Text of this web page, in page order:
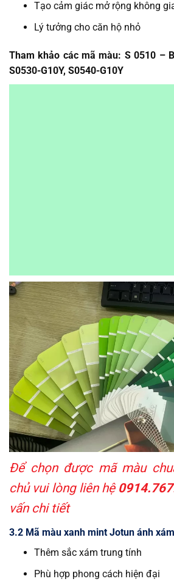
Tạo cảm giác mở rộng không
Lý tưởng cho căn hộ nhỏ
Tham khảo các mã màu: S 0510 –
S0530-G10Y, S0540-G10Y
Để chọn được mã màu
chủ vui lòng liên hệ
vấn chi tiết
3.2 Mã màu xanh mint Jotun ánh xám
Thêm sắc xám trung tính
Phù hợp phong cách hiện đại